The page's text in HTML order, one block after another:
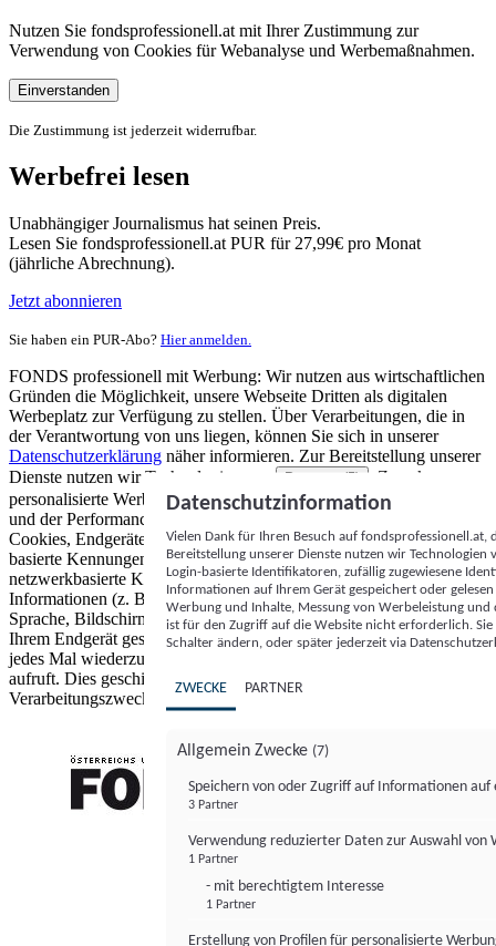
Nutzen Sie fondsprofessionell.at mit Ihrer Zustimmung zur
Verwendung von Cookies für Webanalyse und Werbemaßnahmen.
Einverstanden
Die Zustimmung ist jederzeit widerrufbar.
Werbefrei lesen
Unabhängiger Journalismus hat seinen Preis.
Lesen Sie fondsprofessionell.at PUR für 27,99€ pro Monat
(jährliche Abrechnung).
Jetzt abonnieren
Sie haben ein PUR-Abo? Hier anmelden.
FONDS professionell mit Werbung: Wir nutzen aus wirtschaftlichen
Gründen die Möglichkeit, unsere Webseite Dritten als digitalen
Werbeplatz zur Verfügung zu stellen. Über Verarbeitungen, die in
der Verantwortung von uns liegen, können Sie sich in unserer
Datenschutzerklärung näher informieren. Zur Bereitstellung unserer
Dienste nutzen wir Technologien von
Partnern (5)
. Zwecke:
personalisierte Werbung und Inhalte, Messung von Werbeleistung
und der Performance von Inhalten sowie Zielgruppenforschung.
Cookies, Endgeräte- oder ähnliche Online-Kennungen (z. B. login-
basierte Kennungen, zufällig generierte Kennungen,
netzwerkbasierte Kennungen) können zusammen mit anderen
Informationen (z. B. Browsertyp und Browserinformationen,
Sprache, Bildschirmgröße, unterstützte Technologien usw.) auf
Ihrem Endgerät gespeichert oder von dort ausgelesen werden, um es
jedes Mal wiederzuerkennen, wenn es eine App oder einer Webseite
aufruft. Dies geschieht für einen oder mehrere der hier aufgeführten
Verarbeitungszwecke.
Datenschutzinformation
Vielen Dank für Ihren Besuch auf
Bereitstellung unserer Dienste nutzen wir Technologien
Login-basierte Identifikatoren, zufällig zugewiesene
Informationen auf Ihrem Gerät gespeichert oder
Werbung und Inhalte, Messung von Werbeleistung
ist für den Zugriff auf die Website nicht erforderlich.
Schalter ändern, oder später jederzeit via
ZWECKE PARTNER
Allgemein Zwecke (7)
Speichern von oder Zugriff auf Informationen auf
3 Partner
Verwendung reduzierter Daten zur Auswahl von
1 Partner
- mit berechtigtem Interesse
1 Partner
Erstellung von Profilen für personalisierte
FONDS professionell